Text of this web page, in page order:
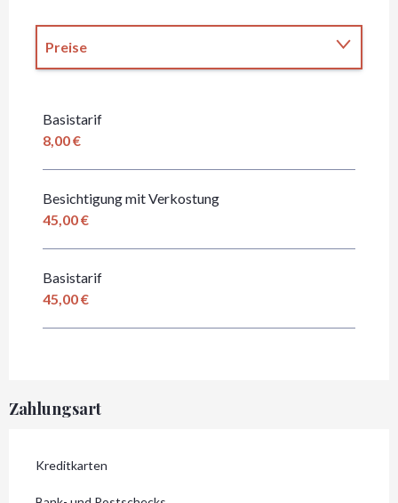
Preise
Basistarif
8,00 €
Besichtigung mit Verkostung
45,00 €
Basistarif
45,00 €
Zahlungsart
Kreditkarten